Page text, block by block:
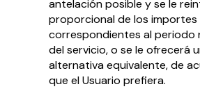
antelación posible y se le
proporcional de los importes
correspondientes al periodo
del servicio, o se le ofrecerá
alternativa equivalente, de
que el Usuario prefiera.